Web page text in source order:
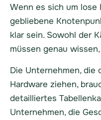
Wenn es sich um
gebliebene
klar sein. Sowohl der
müssen genau
Die Unternehmen, die
Hardware ziehen,
detailliertes
Unternehmen, die